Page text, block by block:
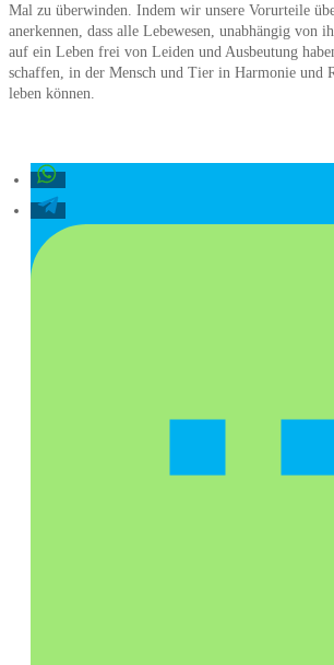
Mal zu überwinden. Indem wir unsere Vorurteile
anerkennen, dass alle Lebewesen, unabhängig von
auf ein Leben frei von Leiden und Ausbeutung
schaffen, in der Mensch und Tier in Harmonie und
leben können.